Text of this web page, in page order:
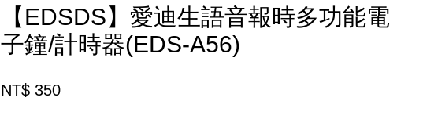
【EDSDS】愛迪生語音報時多功能電
子鐘/計時器(EDS-A56)
NT$ 350